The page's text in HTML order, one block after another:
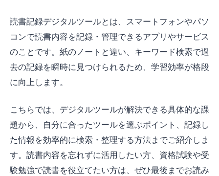
読書記録デジタルツールとは、スマートフォンやパソ
コンで読書内容を記録・管理できるアプリやサービス
のことです。紙のノートと違い、キーワード検索で過
去の記録を瞬時に見つけられるため、学習効率が格段
に向上します。
こちらでは、デジタルツールが解決できる具体的な課
題から、自分に合ったツールを選ぶポイント、記録し
た情報を効率的に検索・整理する方法までご紹介しま
す。読書内容を忘れずに活用したい方、資格試験や受
験勉強で読書を役立てたい方は、ぜひ最後までお読み